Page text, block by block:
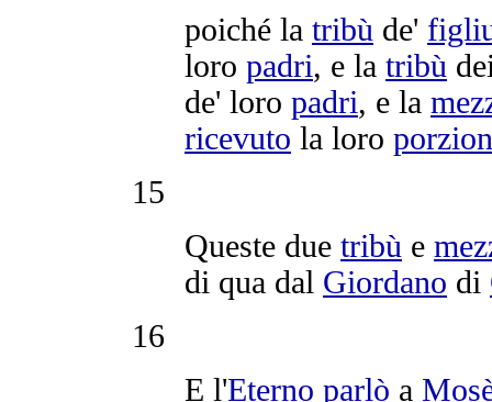
poiché la tribù de'
loro padri, e la tribù
de' loro padri, e la
ricevuto la loro
15
Queste due tribù e
di qua dal Giordano di
16
E l'Eterno parlò a